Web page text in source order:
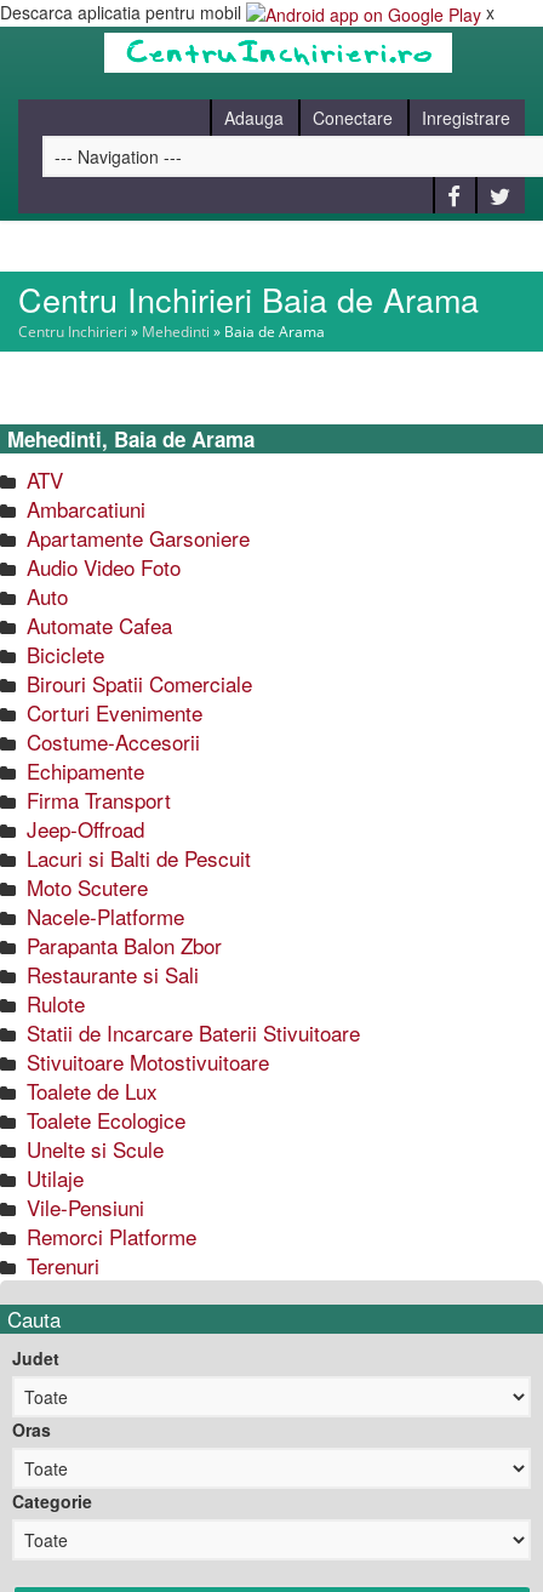
Descarca aplicatia pentru mobil x
Adauga Conectare Inregistrare
HOME
BLOG
CONTACT
Centru Inchirieri Baia de Arama
Centru Inchirieri » Mehedinti » Baia de Arama
Mehedinti, Baia de Arama
ATV
Ambarcatiuni
Apartamente Garsoniere
Audio Video Foto
Auto
Automate Cafea
Biciclete
Birouri Spatii Comerciale
Corturi Evenimente
Costume-Accesorii
Echipamente
Firma Transport
Jeep-Offroad
Lacuri si Balti de Pescuit
Moto Scutere
Nacele-Platforme
Parapanta Balon Zbor
Restaurante si Sali
Rulote
Statii de Incarcare Baterii Stivuitoare
Stivuitoare Motostivuitoare
Toalete de Lux
Toalete Ecologice
Unelte si Scule
Utilaje
Vile-Pensiuni
Remorci Platforme
Terenuri
Cauta
Judet
Oras
Categorie